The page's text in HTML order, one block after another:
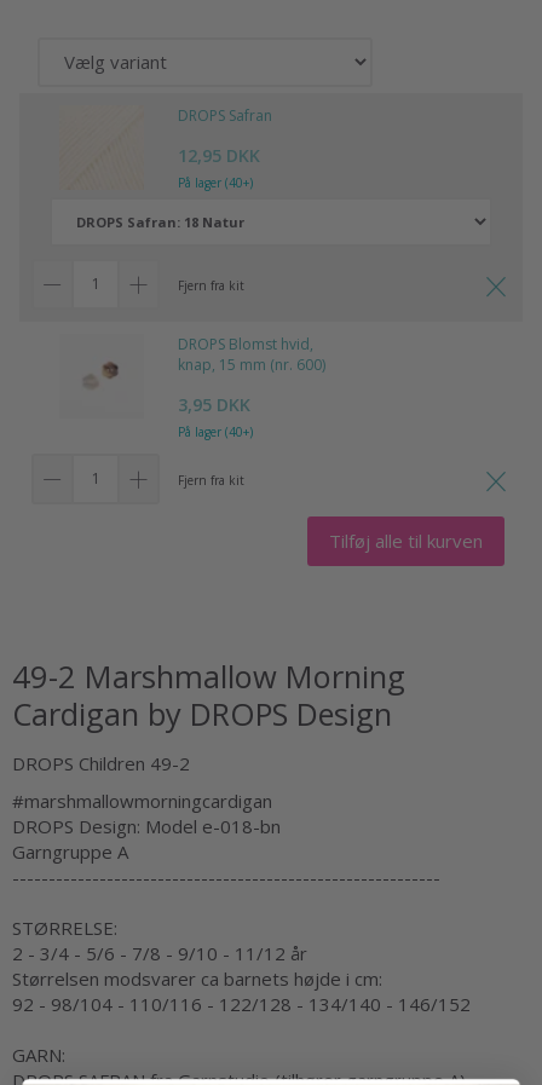
DROPS Safran
12,95 DKK
På lager (40+)
Fjern fra kit
DROPS Blomst hvid,
knap, 15 mm (nr. 600)
3,95 DKK
På lager (40+)
Fjern fra kit
Tilføj alle til kurven
49-2 Marshmallow Morning
Cardigan by DROPS Design
DROPS Children 49-2
#marshmallowmorningcardigan
DROPS Design: Model e-018-bn
Garngruppe A
-----------------------------------------------------------
STØRRELSE:
2 - 3/4 - 5/6 - 7/8 - 9/10 - 11/12 år
Størrelsen modsvarer ca barnets højde i cm:
92 - 98/104 - 110/116 - 122/128 - 134/140 - 146/152
GARN: